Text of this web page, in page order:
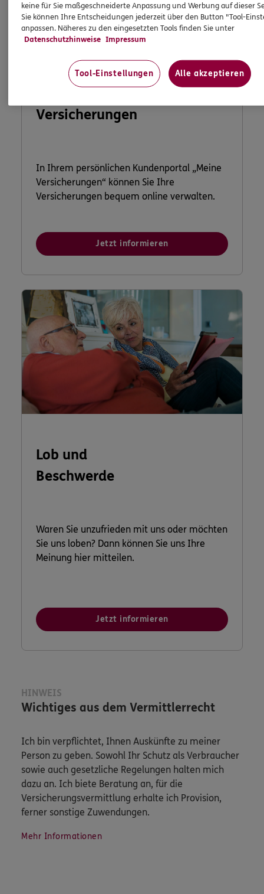
Versicherungen
In Ihrem persönlichen Kundenportal „Meine
Versicherungen“ können Sie Ihre
Versicherungen bequem online verwalten.
Jetzt informieren
Lob und
Beschwerde
Waren Sie unzufrieden mit uns oder möchten
Sie uns loben? Dann können Sie uns Ihre
Meinung hier mitteilen.
Jetzt informieren
HINWEIS
Wichtiges aus dem Vermittlerrecht
Ich bin verpflichtet, Ihnen Auskünfte zu meiner
Person zu geben. Sowohl Ihr Schutz als Verbraucher
sowie auch gesetzliche Regelungen halten mich
dazu an. Ich biete Beratung an, für die
Versicherungsvermittlung erhalte ich Provision,
ferner sonstige Zuwendungen.
Mehr Informationen
keine für Sie maßgeschneiderte Anpassung und Werbung auf dieser
Sie können Ihre Entscheidungen jederzeit über den Button "Tool-
anpassen. Näheres zu den eingesetzten Tools finden Sie unter
Datenschutzhinweise Impressum
Tool-Einstellungen Alle akzeptieren